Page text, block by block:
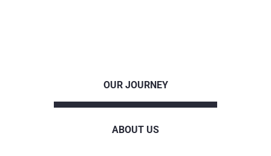
OUR JOURNEY
ABOUT US